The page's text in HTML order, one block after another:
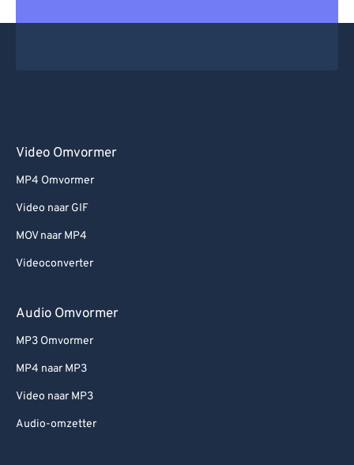
Video Omvormer
MP4 Omvormer
Video naar GIF
MOV naar MP4
Videoconverter
Audio Omvormer
MP3 Omvormer
MP4 naar MP3
Video naar MP3
Audio-omzetter